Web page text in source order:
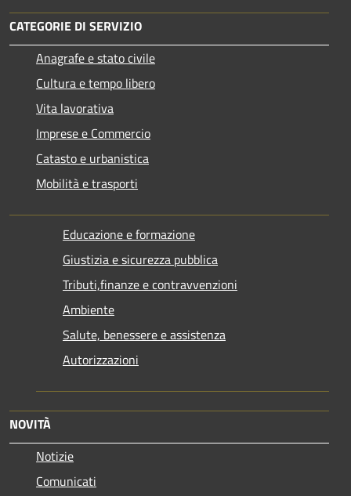
CATEGORIE DI SERVIZIO
Anagrafe e stato civile
Cultura e tempo libero
Vita lavorativa
Imprese e Commercio
Catasto e urbanistica
Mobilità e trasporti
Educazione e formazione
Giustizia e sicurezza pubblica
Tributi,finanze e contravvenzioni
Ambiente
Salute, benessere e assistenza
Autorizzazioni
NOVITÀ
Notizie
Comunicati